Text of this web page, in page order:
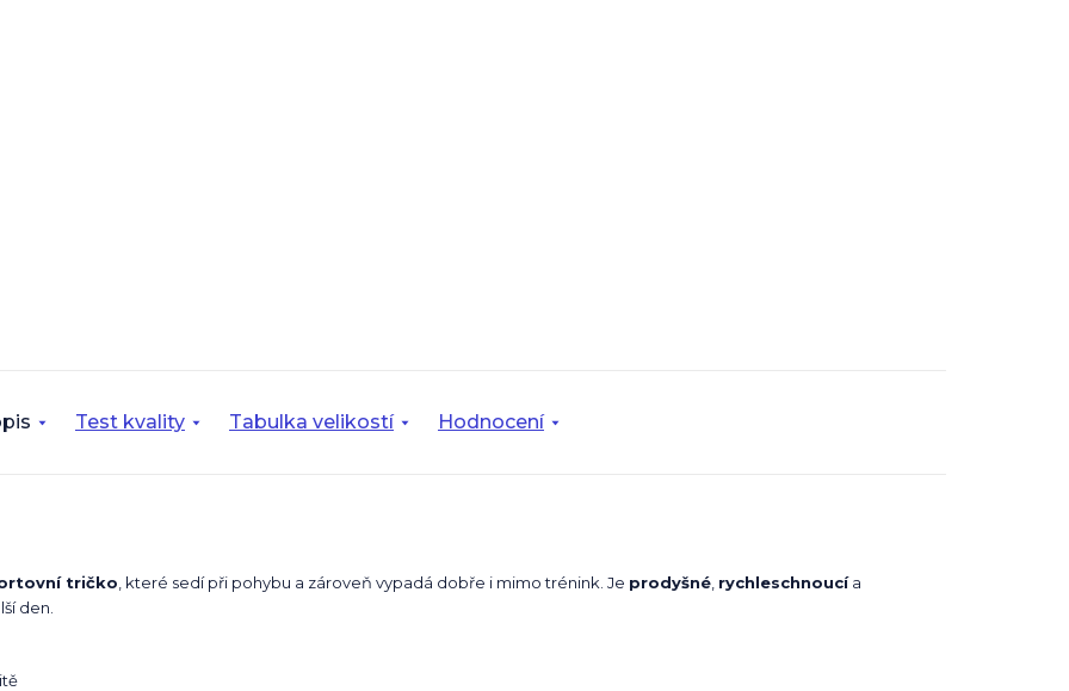
Test kvality Tabulka velikostí Hodnocení
tričko , které sedí při pohybu a zároveň vypadá dobře i mimo trénink. Je prodyšné rychleschnoucía
den.